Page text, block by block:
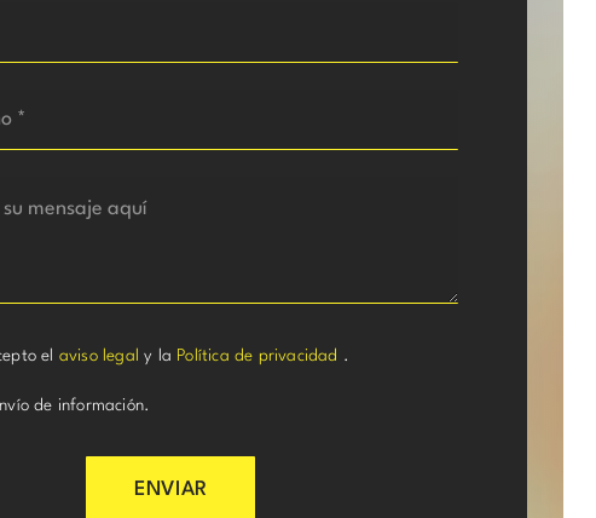
el aviso legal y la Política de privacidad .
de información.
ENVIAR